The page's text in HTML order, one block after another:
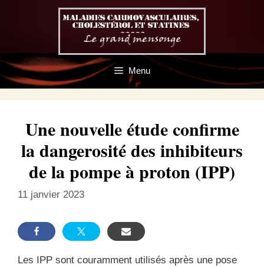
Menu
Une nouvelle étude confirme
la dangerosité des inhibiteurs
de la pompe à proton (IPP)
11 janvier 2023
Les IPP sont couramment utilisés après une pose